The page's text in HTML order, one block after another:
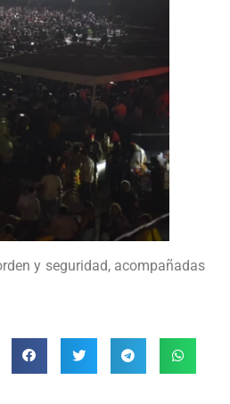
y seguridad, acompañadas